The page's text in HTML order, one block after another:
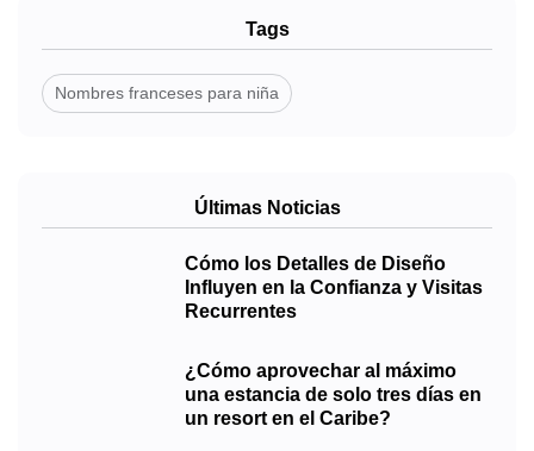
Tags
Nombres franceses para niña
Últimas Noticias
Cómo los Detalles de Diseño
Influyen en la Confianza y Visitas
Recurrentes
¿Cómo aprovechar al máximo
una estancia de solo tres días en
un resort en el Caribe?